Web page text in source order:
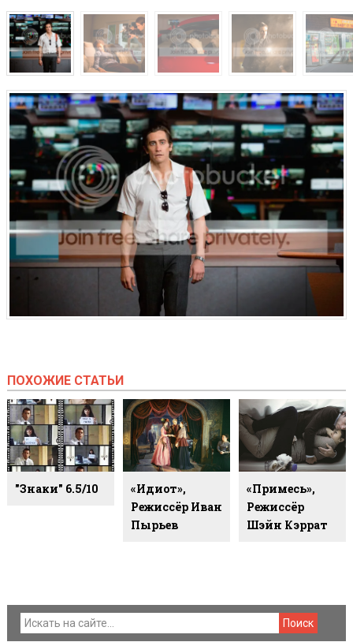
ПОХОЖИЕ СТАТЬИ
"Знаки" 6.5/10
«Идиот»,
Режиссёр Иван
Пырьев
«Примесь»,
Режиссёр
Шэйн Кэррат